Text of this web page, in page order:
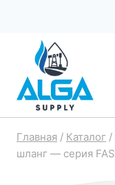
содержимому
Главная / Каталог /
шланг — серия FAS